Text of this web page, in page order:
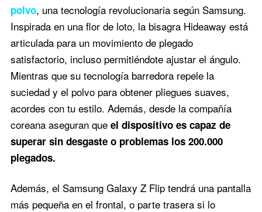
polvo, una tecnología revolucionaria según Samsung.
Inspirada en una flor de loto, la bisagra Hideaway está
articulada para un movimiento de plegado
satisfactorio, incluso permitiéndote ajustar el ángulo.
Mientras que su tecnología barredora repele la
suciedad y el polvo para obtener pliegues suaves,
acordes con tu estilo. Además, desde la compañía
coreana aseguran que el dispositivo es capaz de
superar sin desgaste o problemas los 200.000
plegados.
Además, el Samsung Galaxy Z Flip tendrá una pantalla
más pequeña en el frontal, o parte trasera si lo